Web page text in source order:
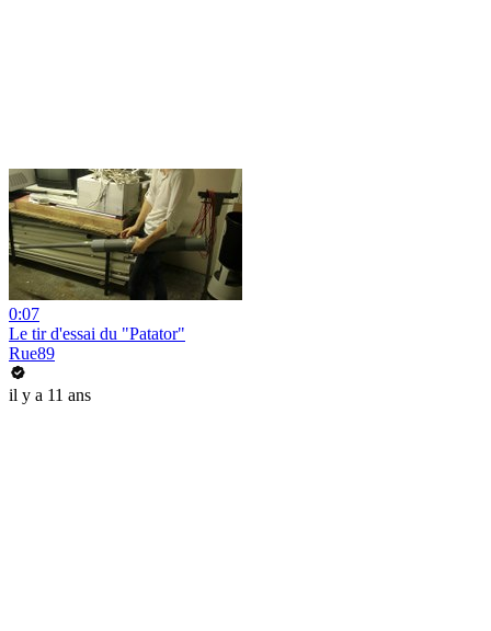
0:07
Le tir d'essai du "Patator"
Rue89
il y a 11 ans